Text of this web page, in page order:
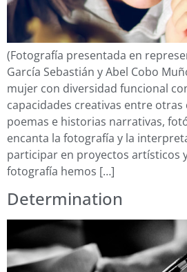
(Fotografía presentada en
García Sebastián y Abel Cobo
mujer con diversidad funcional
capacidades creativas entre otras
poemas e historias narrativas,
encanta la fotografía y la
participar en proyectos artísticos
fotografía hemos […]
Determination